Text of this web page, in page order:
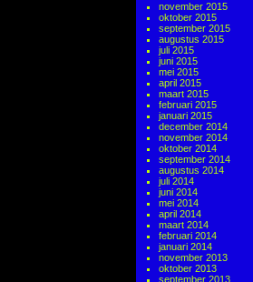
november 2015
oktober 2015
september 2015
augustus 2015
juli 2015
juni 2015
mei 2015
april 2015
maart 2015
februari 2015
januari 2015
december 2014
november 2014
oktober 2014
september 2014
augustus 2014
juli 2014
juni 2014
mei 2014
april 2014
maart 2014
februari 2014
januari 2014
november 2013
oktober 2013
september 2013